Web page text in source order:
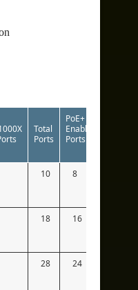
Total
Ports
PoE+
Enabled
Ports
10 8
18 16
28 24